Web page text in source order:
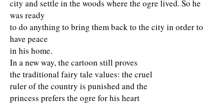
city and settle in the woods where the ogre lived. So he
was ready
to do anything to bring them back to the city in order to
have peace
in his home.
In a new way, the cartoon still proves
the traditional fairy tale values: the cruel
ruler of the country is punished and the
princess prefers the ogre for his heart